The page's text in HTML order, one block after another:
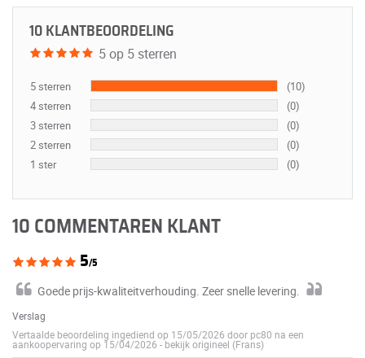
10 KLANTBEOORDELING
5 op 5 sterren
5 sterren
(10)
4 sterren
(0)
3 sterren
(0)
2 sterren
(0)
1 ster
(0)
10 COMMENTAREN KLANT
5/5
Goede prijs-kwaliteitverhouding. Zeer snelle levering.
Verslag
Vertaalde beoordeling ingediend op 15/05/2026 door pc80 na een
aankoopervaring op 15/04/2026 -bekijk origineel (Frans)